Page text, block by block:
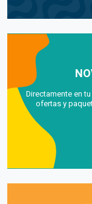
Directamente en
ofertas y